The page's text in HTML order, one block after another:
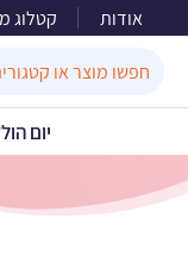
אודות קטלוג
for:
יום